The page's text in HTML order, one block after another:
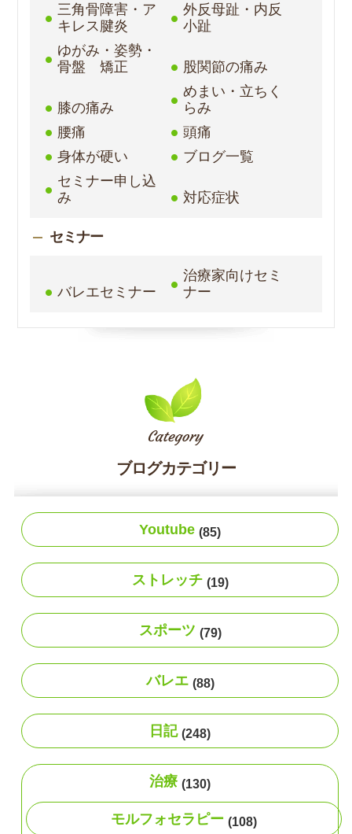
三角骨障害・ア
キレス腱炎
外反母趾・内反
小趾
ゆがみ・姿勢・
骨盤 矯正
股関節の痛み
膝の痛み
めまい・立ちく
らみ
腰痛
頭痛
身体が硬い
ブログ一覧
セミナー申し込
み
対応症状
セミナー
バレエセミナー
治療家向けセミ
ナー
ブログカテゴリー
Youtube (85)
ストレッチ (19)
スポーツ (79)
バレエ (88)
日記 (248)
治療 (130)
モルフォセラピー (108)